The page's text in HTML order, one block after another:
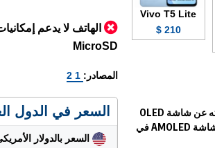
الهاتف لا يدعم
MicroSD
المصادر: 1
السعر في الدول
السعر بالدولار
Vivo T5 Lite
210 $
كل ما تحتاج معرفته عن شاشة OLED
والفرق بينها وبين شاشة AMOLED في